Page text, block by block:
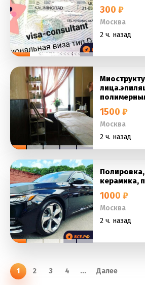
300 ₽
Москва
2 ч. назад
1500 ₽
Москва
2 ч. назад
керамика,
1000 ₽
Москва
2 ч. назад
1 2 3 4 ... Далее